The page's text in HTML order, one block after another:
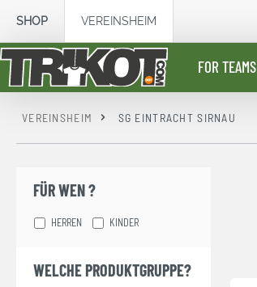
Zur Hauptnavigation springen
SHOP VEREINSHEIM
FOR TEAMS
VEREINSHEIM SG EINTRACHT SIRNAU
FÜR WEN ?
HERREN KINDER
WELCHE PRODUKTGRUPPE?